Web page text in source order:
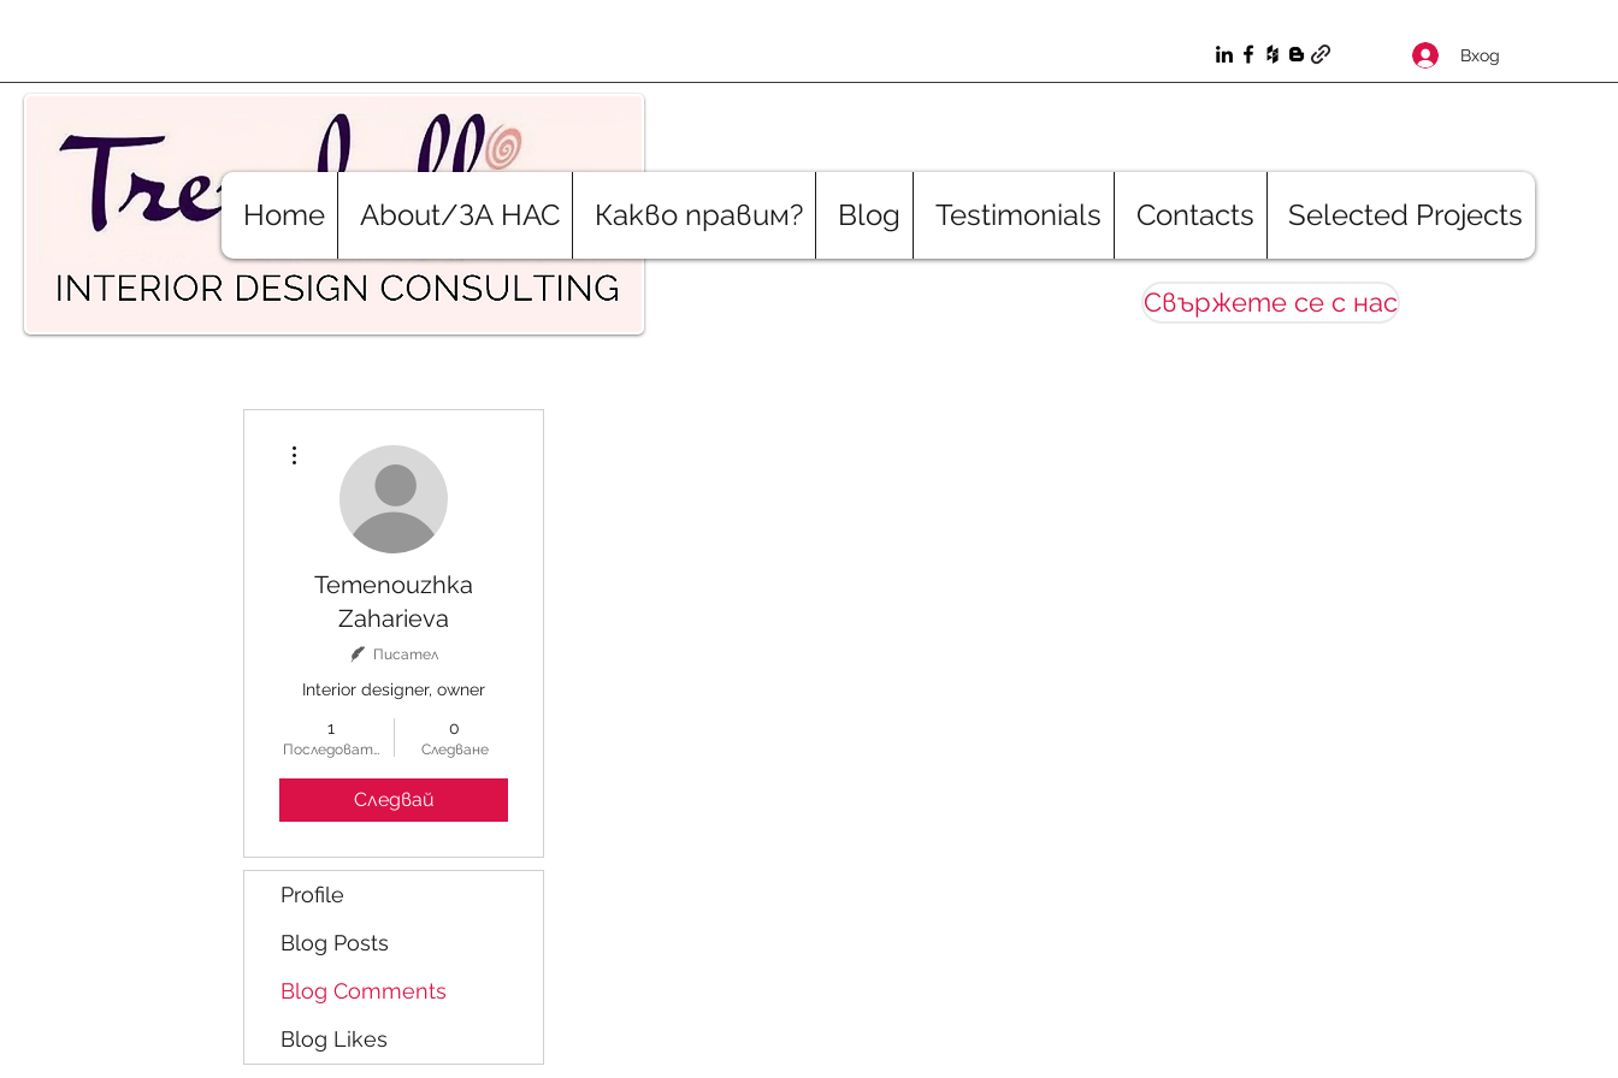
Вход
Home About/ЗА НАС Какво правим? Blog Testimonials Contacts Selected Projects
Свържете се с нас
Temenouzhka
Zaharieva
Писател
Interior designer, owner
1
Последователи
0
Следване
Следвай
Profile
Blog Posts
Blog Comments
Blog Likes